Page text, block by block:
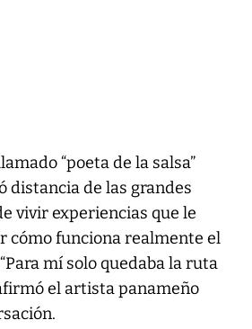
“poeta de la salsa”
distancia de las grandes
vivir experiencias que le
cómo funciona realmente el
mí solo quedaba la ruta
el artista panameño